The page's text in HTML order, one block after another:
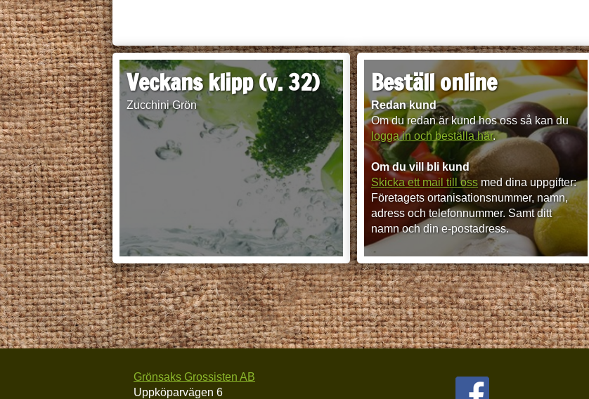
Veckans klipp (v. 32)
Zucchini Grön
Beställ online
Redan kund
Om du redan är kund hos oss så kan du
logga in och beställa här.
Om du vill bli kund
Skicka ett mail till oss med dina uppgifter:
Företagets ortanisationsnummer, namn,
adress och telefonnummer. Samt ditt
namn och din e-postadress.
Grönsaks Grossisten AB
Uppköparvägen 6